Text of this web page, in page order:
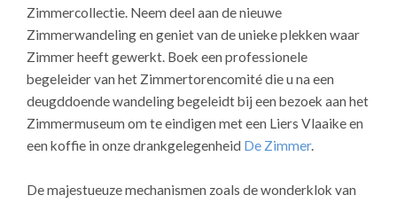
Zimmercollectie. Neem deel aan de nieuwe
Zimmerwandeling en geniet van de unieke plekken waar
Zimmer heeft gewerkt. Boek een professionele
begeleider van het Zimmertorencomité die u na een
deugddoende wandeling begeleidt bij een bezoek aan het
Zimmermuseum om te eindigen met een Liers Vlaaike en
een koffie in onze drankgelegenheid De Zimmer.
De majestueuze mechanismen zoals de wonderklok van